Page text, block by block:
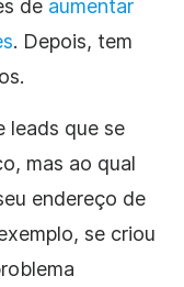
de aumentar
. Depois, tem
leads que se
mas ao qual
endereço de
se criou